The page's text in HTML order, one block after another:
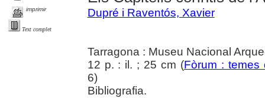
imprimir
Text complet
Dupré i Raventós, Xavier
Tarragona : Museu Nacional
12 p. : il. ; 25 cm (Fòrum : temes
6)
Bibliografia.